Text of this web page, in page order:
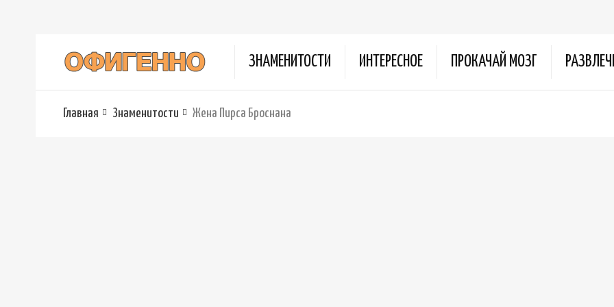
ЗНАМЕНИТОСТИ ИНТЕРЕСНОЕ ПРОКАЧАЙ МОЗГ
Главная Знаменитости Жена Пирса Броснана